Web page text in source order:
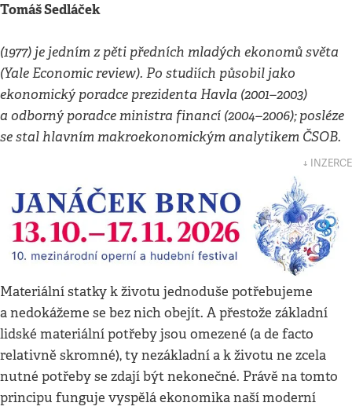
Tomáš Sedláček
(1977) je jedním z pěti předních mladých ekonomů světa
(Yale Economic review). Po studiích působil jako
ekonomický poradce prezidenta Havla (2001–2003)
a odborný poradce ministra financí (2004–2006); posléze
se stal hlavním makroekonomickým analytikem ČSOB.
↓ INZERCE
Materiální statky k životu jednoduše potřebujeme
a nedokážeme se bez nich obejít. A přestože základní
lidské materiální potřeby jsou omezené (a de facto
relativně skromné), ty nezákladní a k životu ne zcela
nutné potřeby se zdají být nekonečné. Právě na tomto
principu funguje vyspělá ekonomika naší moderní